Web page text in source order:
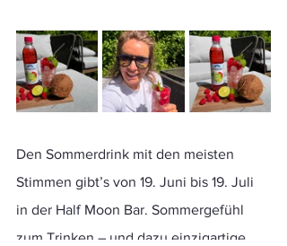
Den Sommerdrink mit den meisten
Stimmen gibt’s von 19. Juni bis 19. Juli
in der Half Moon Bar. Sommergefühl
zum Trinken – und dazu einzigartige